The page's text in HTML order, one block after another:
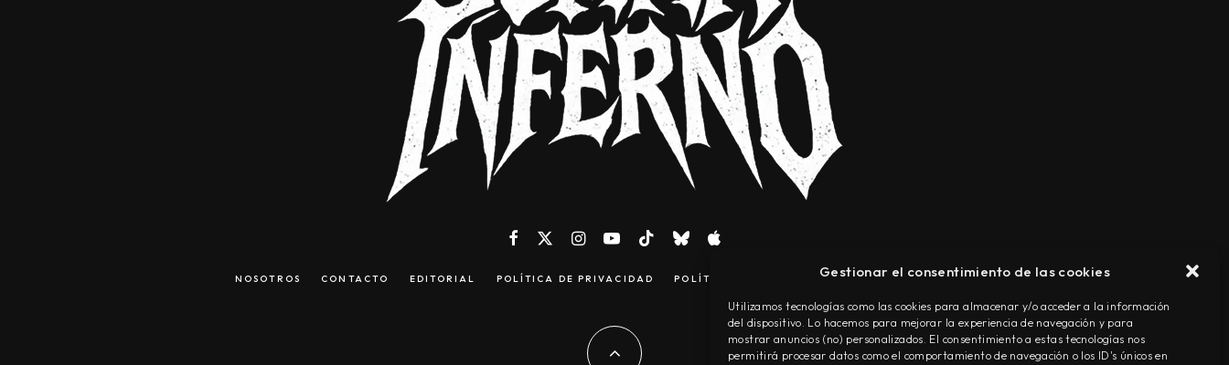
Gestionar el consentimiento de las cookies
Utilizamos tecnologías como las cookies para almacenar y/o acceder a la información
del dispositivo. Lo hacemos para mejorar la experiencia de navegación y para
mostrar anuncios (no) personalizados. El consentimiento a estas tecnologías nos
permitirá procesar datos como el comportamiento de navegación o los ID's únicos en
NOSOTROS CONTACTO EDITORIAL POLÍTICA DE PRIVACIDAD POLÍTICA DE COOKIES TÉRMINOS Y CONDICIONES